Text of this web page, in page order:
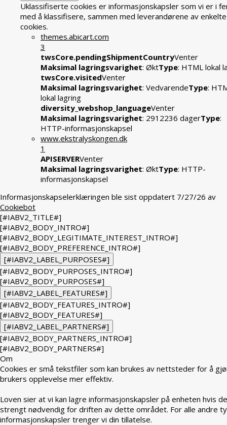
Uklassifiserte cookies er informasjonskapsler som vi er i
med å klassifisere, sammen med leverandørene av enkelte
cookies.
themes.abicart.com
3
twsCore.pendingShipmentCountryVenter
Maksimal lagringsvarighet: ØktType: HTML lokal
twsCore.visitedVenter
Maksimal lagringsvarighet: VedvarendeType:
lokal lagring
diversity_webshop_languageVenter
Maksimal lagringsvarighet: 2912236 dagerType:
HTTP-informasjonskapsel
www.ekstralyskongen.dk
1
APISERVERVenter
Maksimal lagringsvarighet: ØktType: HTTP-
informasjonskapsel
Informasjonskapselerklæringen ble sist oppdatert 7/27/26 av
Cookiebot
[#IABV2_TITLE#]
[#IABV2_BODY_INTRO#]
[#IABV2_BODY_LEGITIMATE_INTEREST_INTRO#]
[#IABV2_BODY_PREFERENCE_INTRO#]
[#IABV2_LABEL_PURPOSES#]
[#IABV2_BODY_PURPOSES_INTRO#]
[#IABV2_BODY_PURPOSES#]
[#IABV2_LABEL_FEATURES#]
[#IABV2_BODY_FEATURES_INTRO#]
[#IABV2_BODY_FEATURES#]
[#IABV2_LABEL_PARTNERS#]
[#IABV2_BODY_PARTNERS_INTRO#]
[#IABV2_BODY_PARTNERS#]
Om
Cookies er små tekstfiler som kan brukes av nettsteder for å
brukers opplevelse mer effektiv.
Loven sier at vi kan lagre informasjonskapsler på enheten hvis
strengt nødvendig for driften av dette området. For alle andre
informasjonskapsler trenger vi din tillatelse.